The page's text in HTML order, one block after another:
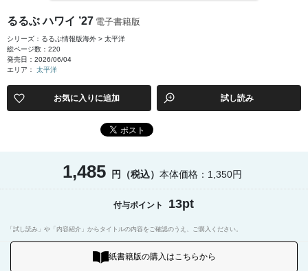
るるぶ ハワイ ’27 電子書籍版
シリーズ：るるぶ情報版海外 > 太平洋
総ページ数：220
発売日：2026/06/04
エリア： 太平洋
お気に入りに追加 試し読み
1,485 円（税込） 本体価格：1,350円
付与ポイント 13pt
「試し読み」や「内容紹介」からタイトルの内容をご確認のうえ、ご購入ください。
紙書籍版の購入はこちらから